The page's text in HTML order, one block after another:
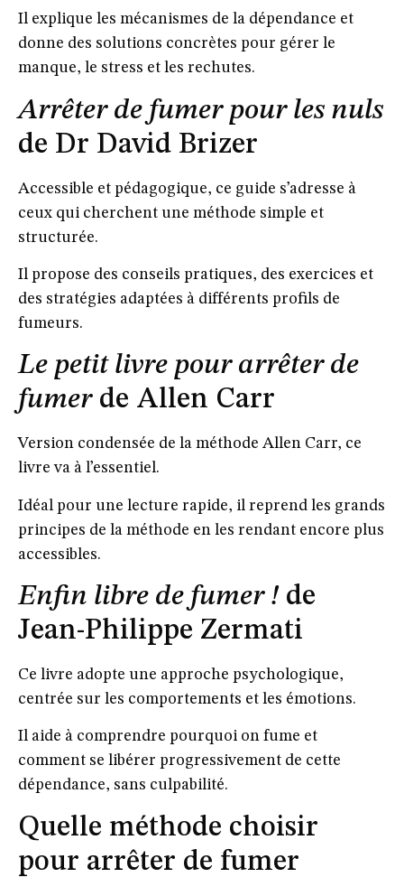
Il explique les mécanismes de la dépendance et
donne des solutions concrètes pour gérer le
manque, le stress et les rechutes.
Arrêter de fumer pour les nuls
de Dr David Brizer
Accessible et pédagogique, ce guide s’adresse à
ceux qui cherchent une méthode simple et
structurée.
Il propose des conseils pratiques, des exercices et
des stratégies adaptées à différents profils de
fumeurs.
Le petit livre pour arrêter de
fumerde Allen Carr
Version condensée de la méthode Allen Carr, ce
livre va à l’essentiel.
Idéal pour une lecture rapide, il reprend les grands
principes de la méthode en les rendant encore plus
accessibles.
Enfin libre de fumer !de
Jean-Philippe Zermati
Ce livre adopte une approche psychologique,
centrée sur les comportements et les émotions.
Il aide à comprendre pourquoi on fume et
comment se libérer progressivement de cette
dépendance, sans culpabilité.
Quelle méthode choisir
pour arrêter de fumer